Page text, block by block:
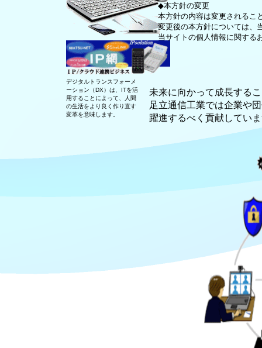
デジタルトランスフォーメ
ーション（DX）は、ITを活
用することによって、人間
の生活をより良く作り直す
変革を意味します。
◆本方針の変更
本方針の内容は変更されるこ
変更後の本方針については、
当サイトの個人情報に関する
未来に向かって成長する
足立通信工業では企業や
躍進するべく貢献してい